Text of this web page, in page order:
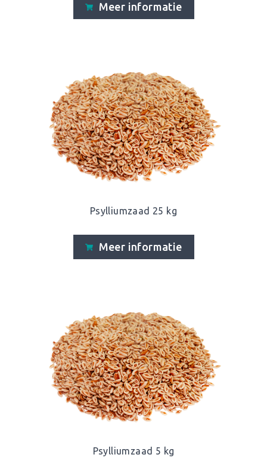
Meer informatie
Psylliumzaad 25 kg
Meer informatie
Psylliumzaad 5 kg